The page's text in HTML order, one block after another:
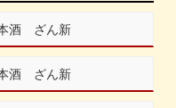
酒 ざん新
酒 ざん新